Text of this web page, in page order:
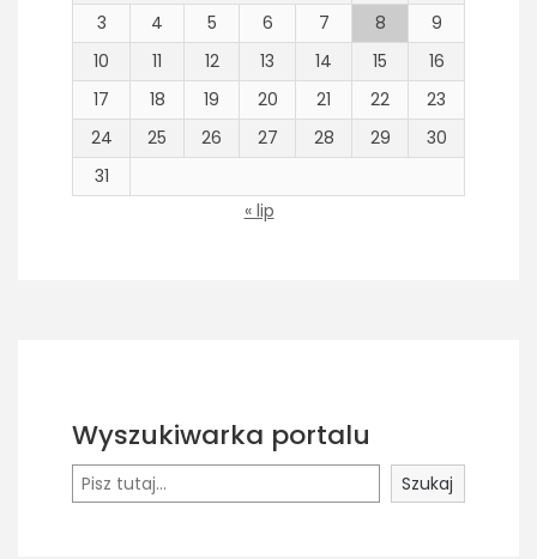
3
4 5 6 7 8
9
10
11 12 13 14 15
16
17
18 19 20 21 22
23
24
25 26 27 28 29
30
31
« lip
Wyszukiwarka portalu
Szukaj Szukaj